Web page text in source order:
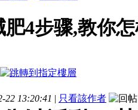
肥4步骤,教你
22 13:20:41 | 只看該作者